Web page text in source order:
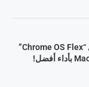
جوجل تعلن عن نسخة سحابية من نظام التشغيل “Chrome OS Flex”